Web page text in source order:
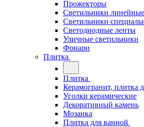
Прожекторы
Светильники линейные
Светильники
Светодиодные ленты
Уличные светильники
Фонари
Плитка
Плитка
Керамогранит, плитка
Уголки керамические
Декоративный камень
Мозаика
Плитка для ванной